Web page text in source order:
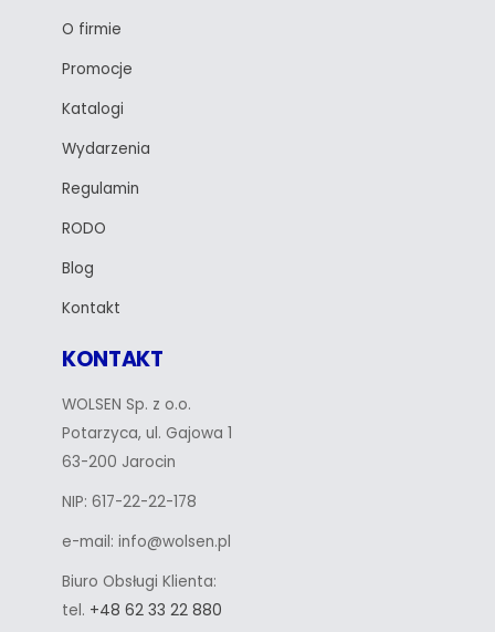
O firmie
Promocje
Katalogi
Wydarzenia
Regulamin
RODO
Blog
Kontakt
KONTAKT
WOLSEN Sp. z o.o.
Potarzyca, ul. Gajowa 1
63-200 Jarocin
NIP: 617-22-22-178
e-mail: info@wolsen.pl
Biuro Obsługi Klienta:
tel. +48 62 33 22 880